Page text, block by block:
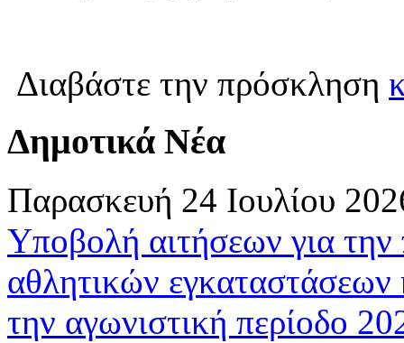
Διαβάστε την πρόσκληση
Δημοτικά Νέα
Παρασκευή 24 Ιουλίου
Υποβολή αιτήσεων για
αθλητικών
την αγωνιστική περίοδο